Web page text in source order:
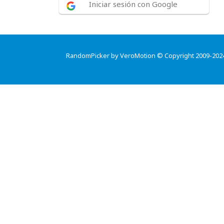
Iniciar sesión con Google
RandomPicker by VeroMotion © Copyright 2009-